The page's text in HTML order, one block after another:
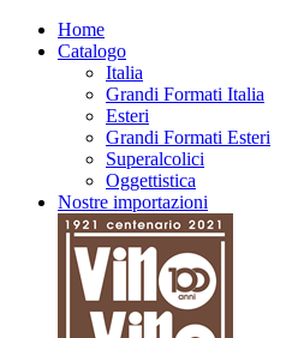
Home
Catalogo
Italia
Grandi Formati Italia
Esteri
Grandi Formati Esteri
Superalcolici
Oggettistica
Nostre importazioni